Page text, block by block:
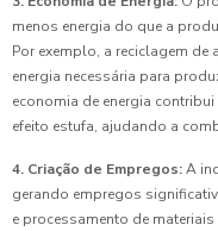
menos energia do que a
Por exemplo, a reciclagem
energia necessária para
economia de energia
efeito estufa, ajudando a
4. Criação de Empregos:A
gerando empregos
e processamento de